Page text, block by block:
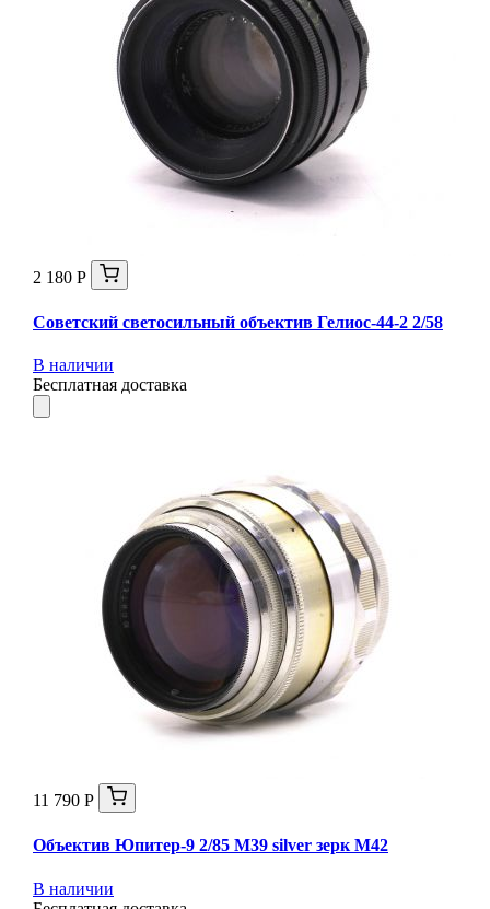
2 180 Р
Советский светосильный объектив Гелиос-44-2 2/58
В наличии
Бесплатная доставка
11 790 Р
Объектив Юпитер-9 2/85 М39 silver зерк М42
В наличии